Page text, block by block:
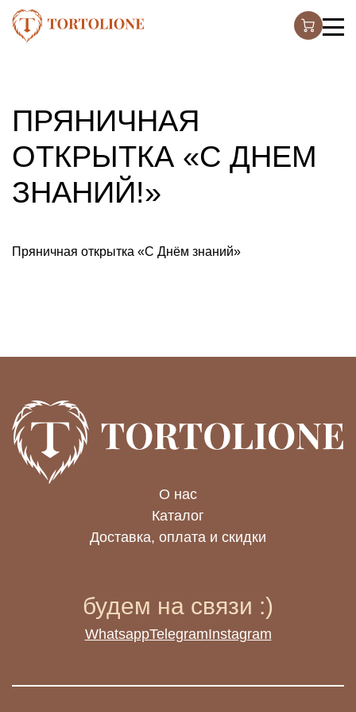
Instagram
ПРЯНИЧНАЯ
ОТКРЫТКА «С ДНЕМ
ЗНАНИЙ!»
Пряничная открытка «С Днём знаний»
О нас
Каталог
Доставка, оплата и скидки
WhatsappTelegramInstagram
будем на связи :)